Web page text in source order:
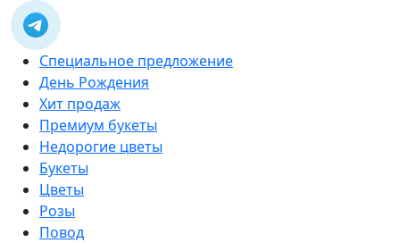
Специальное предложение
День Рождения
Хит продаж
Премиум букеты
Недорогие цветы
Букеты
Цветы
Розы
Повод